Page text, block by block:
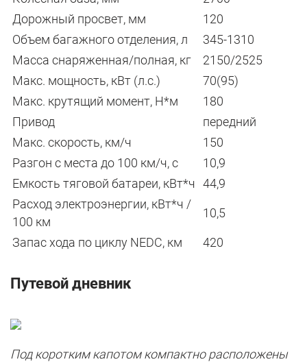
Дорожный просвет, мм
120
Объем багажного отделения, л
345-1310
Масса снаряженная/полная, кг
2150/2525
Макс. мощность, кВт (л.с.)
70(95)
Макс. крутящий момент, Н*м
180
Привод
передний
Макс. скорость, км/ч
150
Разгон с места до 100 км/ч, с
10,9
Емкость тяговой батареи, кВт*ч 44,9
Расход электроэнергии, кВт*ч /
100 км
10,5
Запас хода по циклу NEDC, км 420
Путевой дневник
Под коротким капотом компактно расположены